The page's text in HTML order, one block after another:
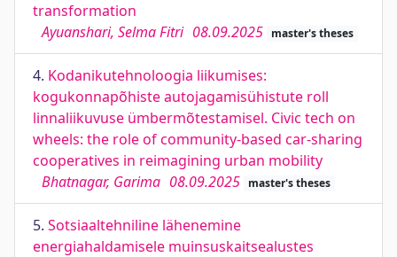
transformation
Ayuanshari, Selma Fitri 08.09.2025 master's theses
4. Kodanikutehnoloogia liikumises:
kogukonnapõhiste autojagamisühistute roll
linnaliikuvuse ümbermõtestamisel. Civic tech on
wheels: the role of community-based car-sharing
cooperatives in reimagining urban mobility
Bhatnagar, Garima 08.09.2025 master's theses
5. Sotsiaaltehniline lähenemine
energiahaldamisele muinsuskaitsealustes